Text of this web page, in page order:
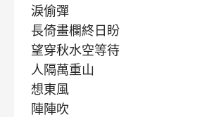
淚偷彈
長倚畫欄終日盼
望穿秋水空等待
人隔萬重山
想東風
陣陣吹